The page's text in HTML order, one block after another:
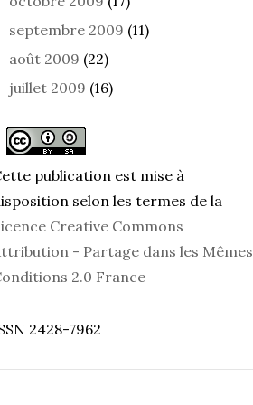
septembre 2009 (11)
août 2009 (22)
juillet 2009 (16)
publication est mise à
selon les termes de la
Creative Commons
- Partage dans les Mêmes
2.0 France
2428-7962